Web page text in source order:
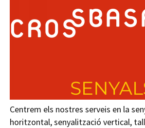
Centrem els nostres serveis en la
horitzontal, senyalització vertical,